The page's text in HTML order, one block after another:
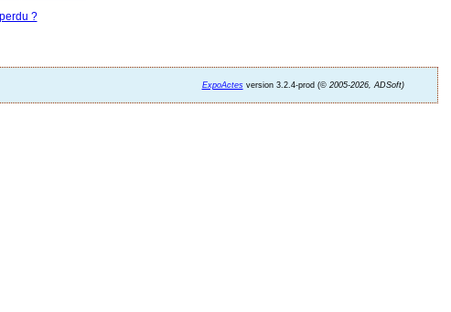
?
ExpoActesversion 3.2.4-prod (©2005-2026, ADSoft)